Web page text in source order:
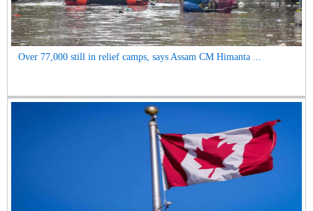
Over 77,000 still in relief camps, says Assam CM Himanta ...